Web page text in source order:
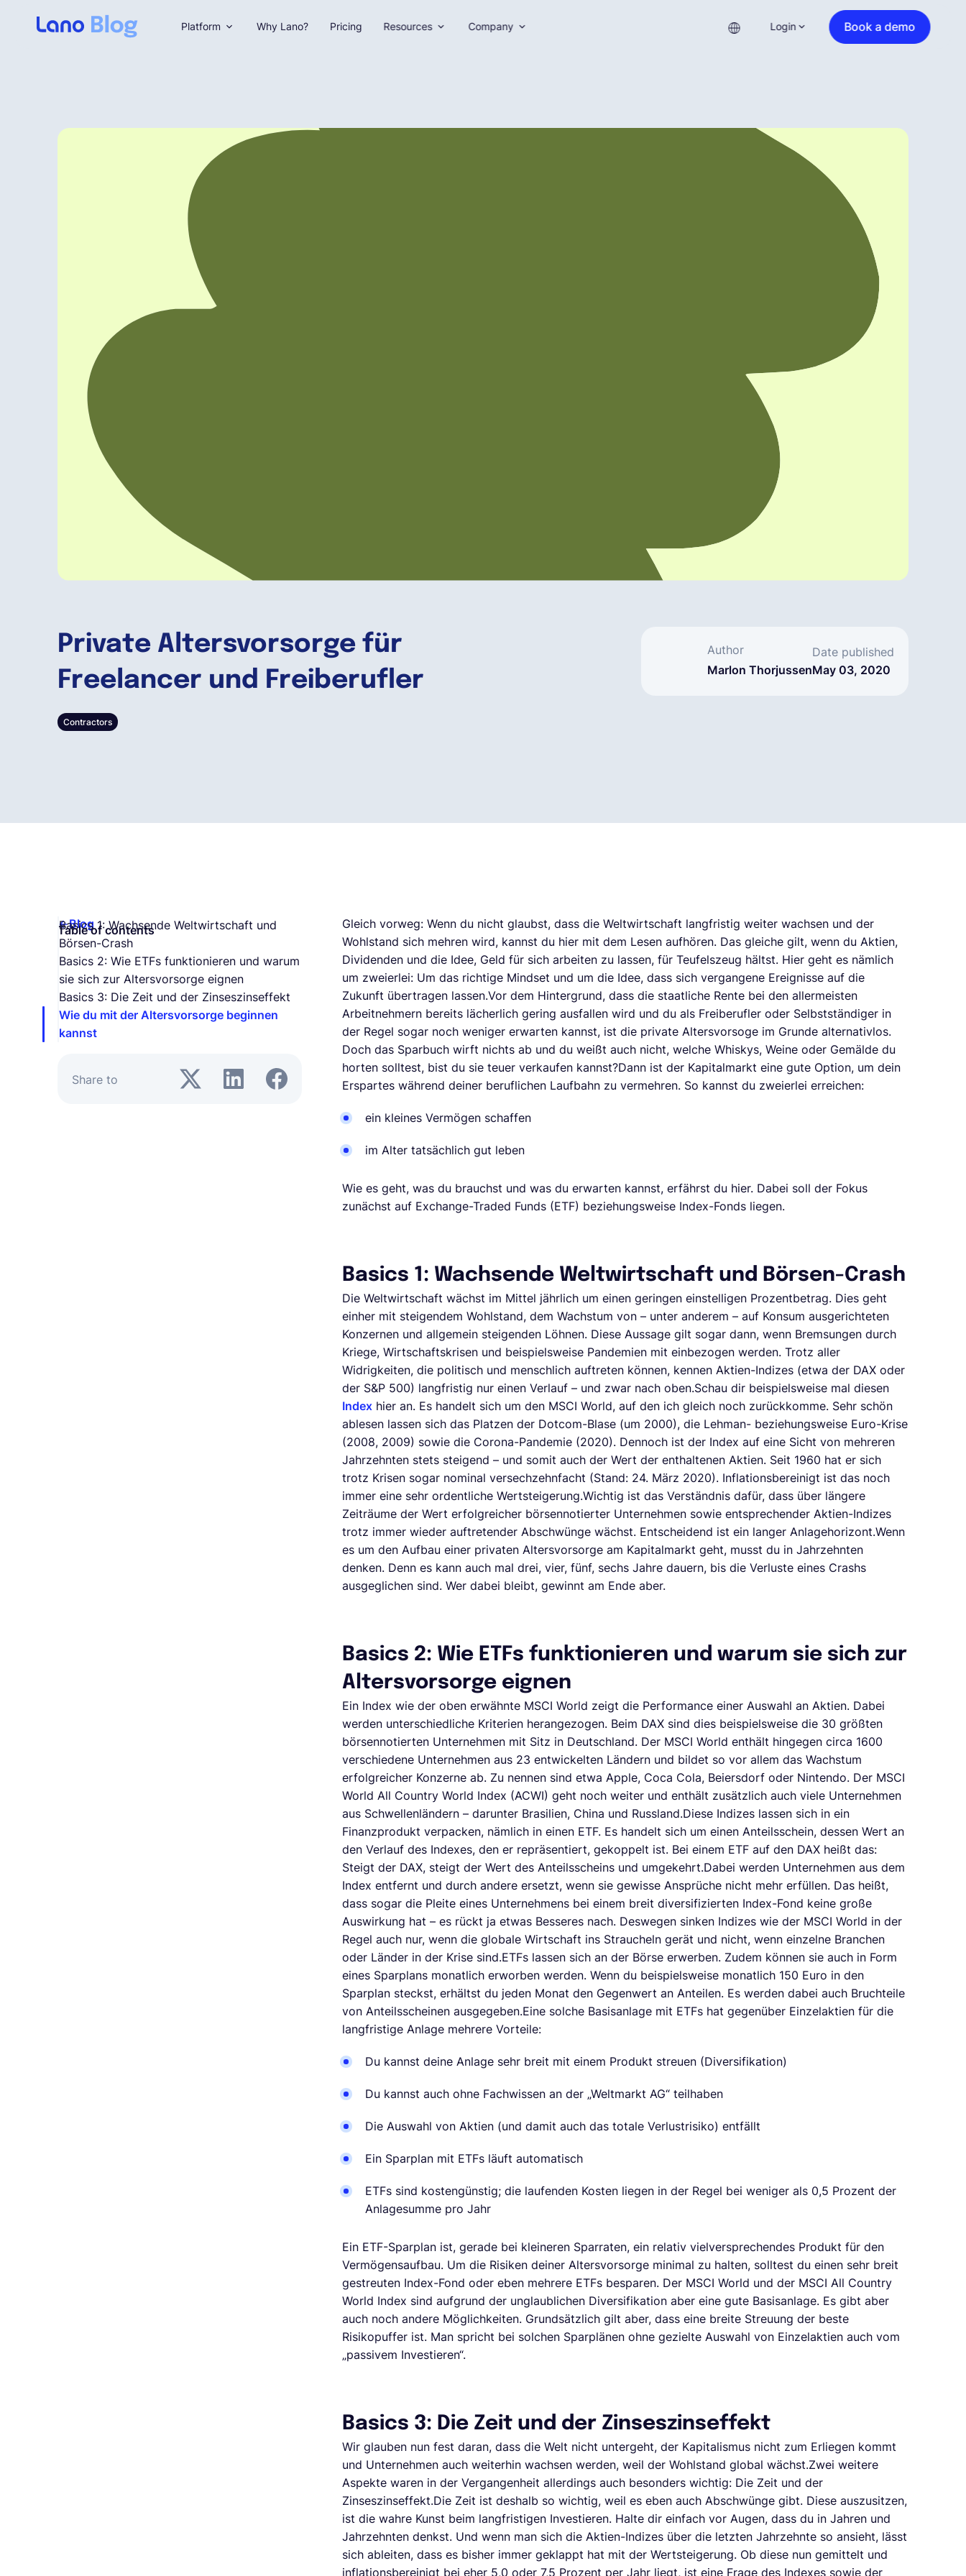
Private Altersvorsorge für
Freelancer und Freiberufler
Contractors
Author
Marlon Thorjussen
Date published
May 03, 2020
Platform Why Lano? Pricing Resources Company Login Book a demo
Blog
Table of contents
Basics 1: Wachsende Weltwirtschaft und
Börsen-Crash
Basics 2: Wie ETFs funktionieren und warum
sie sich zur Altersvorsorge eignen
Basics 3: Die Zeit und der Zinseszinseffekt
Wie du mit der Altersvorsorge beginnen
kannst
Share to
Gleich vorweg: Wenn du nicht glaubst, dass die Weltwirtschaft langfristig weiter wachsen und der
Wohlstand sich mehren wird, kannst du hier mit dem Lesen aufhören. Das gleiche gilt, wenn du Aktien,
Dividenden und die Idee, Geld für sich arbeiten zu lassen, für Teufelszeug hältst. Hier geht es nämlich
um zweierlei: Um das richtige Mindset und um die Idee, dass sich vergangene Ereignisse auf die
Zukunft übertragen lassen.Vor dem Hintergrund, dass die staatliche Rente bei den allermeisten
Arbeitnehmern bereits lächerlich gering ausfallen wird und du als Freiberufler oder Selbstständiger in
der Regel sogar noch weniger erwarten kannst, ist die private Altersvorsoge im Grunde alternativlos.
Doch das Sparbuch wirft nichts ab und du weißt auch nicht, welche Whiskys, Weine oder Gemälde du
horten solltest, bist du sie teuer verkaufen kannst?Dann ist der Kapitalmarkt eine gute Option, um dein
Erspartes während deiner beruflichen Laufbahn zu vermehren. So kannst du zweierlei erreichen:
ein kleines Vermögen schaffen
im Alter tatsächlich gut leben
Wie es geht, was du brauchst und was du erwarten kannst, erfährst du hier. Dabei soll der Fokus
zunächst auf Exchange-Traded Funds (ETF) beziehungsweise Index-Fonds liegen.
Basics 1: Wachsende Weltwirtschaft und Börsen-Crash
Die Weltwirtschaft wächst im Mittel jährlich um einen geringen einstelligen Prozentbetrag. Dies geht
einher mit steigendem Wohlstand, dem Wachstum von – unter anderem – auf Konsum ausgerichteten
Konzernen und allgemein steigenden Löhnen. Diese Aussage gilt sogar dann, wenn Bremsungen durch
Kriege, Wirtschaftskrisen und beispielsweise Pandemien mit einbezogen werden. Trotz aller
Widrigkeiten, die politisch und menschlich auftreten können, kennen Aktien-Indizes (etwa der DAX oder
der S&P 500) langfristig nur einen Verlauf – und zwar nach oben.Schau dir beispielsweise mal diesen
Index hier an. Es handelt sich um den MSCI World, auf den ich gleich noch zurückkomme. Sehr schön
ablesen lassen sich das Platzen der Dotcom-Blase (um 2000), die Lehman- beziehungsweise Euro-Krise
(2008, 2009) sowie die Corona-Pandemie (2020). Dennoch ist der Index auf eine Sicht von mehreren
Jahrzehnten stets steigend – und somit auch der Wert der enthaltenen Aktien. Seit 1960 hat er sich
trotz Krisen sogar nominal versechzehnfacht (Stand: 24. März 2020). Inflationsbereinigt ist das noch
immer eine sehr ordentliche Wertsteigerung.Wichtig ist das Verständnis dafür, dass über längere
Zeiträume der Wert erfolgreicher börsennotierter Unternehmen sowie entsprechender Aktien-Indizes
trotz immer wieder auftretender Abschwünge wächst. Entscheidend ist ein langer Anlagehorizont.Wenn
es um den Aufbau einer privaten Altersvorsorge am Kapitalmarkt geht, musst du in Jahrzehnten
denken. Denn es kann auch mal drei, vier, fünf, sechs Jahre dauern, bis die Verluste eines Crashs
ausgeglichen sind. Wer dabei bleibt, gewinnt am Ende aber.
Basics 2: Wie ETFs funktionieren und warum sie sich zur
Altersvorsorge eignen
Ein Index wie der oben erwähnte MSCI World zeigt die Performance einer Auswahl an Aktien. Dabei
werden unterschiedliche Kriterien herangezogen. Beim DAX sind dies beispielsweise die 30 größten
börsennotierten Unternehmen mit Sitz in Deutschland. Der MSCI World enthält hingegen circa 1600
verschiedene Unternehmen aus 23 entwickelten Ländern und bildet so vor allem das Wachstum
erfolgreicher Konzerne ab. Zu nennen sind etwa Apple, Coca Cola, Beiersdorf oder Nintendo. Der MSCI
World All Country World Index (ACWI) geht noch weiter und enthält zusätzlich auch viele Unternehmen
aus Schwellenländern – darunter Brasilien, China und Russland.Diese Indizes lassen sich in ein
Finanzprodukt verpacken, nämlich in einen ETF. Es handelt sich um einen Anteilsschein, dessen Wert an
den Verlauf des Indexes, den er repräsentiert, gekoppelt ist. Bei einem ETF auf den DAX heißt das:
Steigt der DAX, steigt der Wert des Anteilsscheins und umgekehrt.Dabei werden Unternehmen aus dem
Index entfernt und durch andere ersetzt, wenn sie gewisse Ansprüche nicht mehr erfüllen. Das heißt,
dass sogar die Pleite eines Unternehmens bei einem breit diversifizierten Index-Fond keine große
Auswirkung hat – es rückt ja etwas Besseres nach. Deswegen sinken Indizes wie der MSCI World in der
Regel auch nur, wenn die globale Wirtschaft ins Straucheln gerät und nicht, wenn einzelne Branchen
oder Länder in der Krise sind.ETFs lassen sich an der Börse erwerben. Zudem können sie auch in Form
eines Sparplans monatlich erworben werden. Wenn du beispielsweise monatlich 150 Euro in den
Sparplan steckst, erhältst du jeden Monat den Gegenwert an Anteilen. Es werden dabei auch Bruchteile
von Anteilsscheinen ausgegeben.Eine solche Basisanlage mit ETFs hat gegenüber Einzelaktien für die
langfristige Anlage mehrere Vorteile:
Du kannst deine Anlage sehr breit mit einem Produkt streuen (Diversifikation)
Du kannst auch ohne Fachwissen an der „Weltmarkt AG“ teilhaben
Die Auswahl von Aktien (und damit auch das totale Verlustrisiko) entfällt
Ein Sparplan mit ETFs läuft automatisch
ETFs sind kostengünstig; die laufenden Kosten liegen in der Regel bei weniger als 0,5 Prozent der
Anlagesumme pro Jahr
Ein ETF-Sparplan ist, gerade bei kleineren Sparraten, ein relativ vielversprechendes Produkt für den
Vermögensaufbau. Um die Risiken deiner Altersvorsorge minimal zu halten, solltest du einen sehr breit
gestreuten Index-Fond oder eben mehrere ETFs besparen. Der MSCI World und der MSCI All Country
World Index sind aufgrund der unglaublichen Diversifikation aber eine gute Basisanlage. Es gibt aber
auch noch andere Möglichkeiten. Grundsätzlich gilt aber, dass eine breite Streuung der beste
Risikopuffer ist. Man spricht bei solchen Sparplänen ohne gezielte Auswahl von Einzelaktien auch vom
„passivem Investieren“.
Basics 3: Die Zeit und der Zinseszinseffekt
Wir glauben nun fest daran, dass die Welt nicht untergeht, der Kapitalismus nicht zum Erliegen kommt
und Unternehmen auch weiterhin wachsen werden, weil der Wohlstand global wächst.Zwei weitere
Aspekte waren in der Vergangenheit allerdings auch besonders wichtig: Die Zeit und der
Zinseszinseffekt.Die Zeit ist deshalb so wichtig, weil es eben auch Abschwünge gibt. Diese auszusitzen,
ist die wahre Kunst beim langfristigen Investieren. Halte dir einfach vor Augen, dass du in Jahren und
Jahrzehnten denkst. Und wenn man sich die Aktien-Indizes über die letzten Jahrzehnte so ansieht, lässt
sich ableiten, dass es bisher immer geklappt hat mit der Wertsteigerung. Ob diese nun gemittelt und
inflationsbereinigt bei eher 5,0 oder 7,5 Prozent per Jahr liegt, ist eine Frage des Indexes sowie der